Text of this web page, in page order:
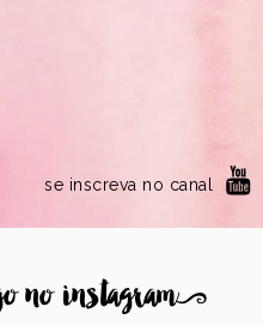
se inscreva no canal
no instagram9